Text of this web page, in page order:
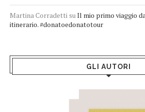
Martina Corradetti suIl mio primo viaggio
itinerario. #donatoedonatotour
GLI AUTORI